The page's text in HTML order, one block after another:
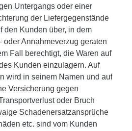
Untergangs oder einer
der Liefergegenstände
den Kunden über, in dem
oder Annahmeverzug geraten
Fall berechtigt, die Waren auf
Kunden einzulagern. Auf
wird in seinem Namen und auf
Versicherung gegen
oder Bruch
Schadenersatzansprüche
etc. sind vom Kunden